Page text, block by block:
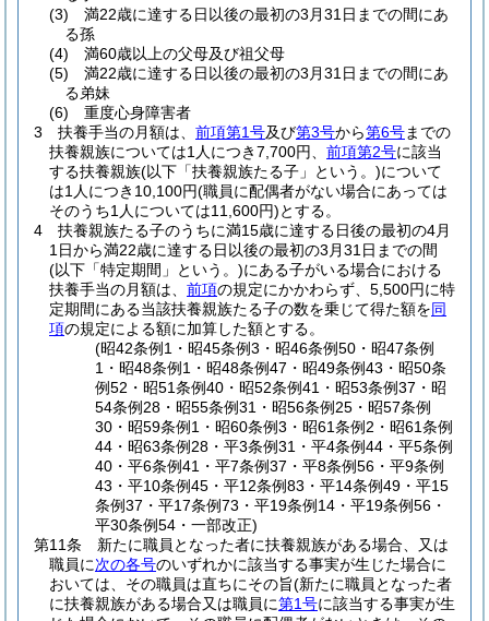
(3)
満22歳に達する日以後の最初の3月31日までの間にあ
る孫
(4)
満60歳以上の父母及び祖父母
(5)
満22歳に達する日以後の最初の3月31日までの間にあ
る弟妹
(6)
重度心身障害者
3
扶養手当の月額は、 前項第1号及び第3号から第6号までの
扶養親族については1人につき7,700円、 前項第2号に該当
する扶養親族(以下「扶養親族たる子」という。)について
は1人につき10,100円(職員に配偶者がない場合にあっては
そのうち1人については11,600円)とする。
4
扶養親族たる子のうちに満15歳に達する日後の最初の4月
1日から満22歳に達する日以後の最初の3月31日までの間
(以下「特定期間」という。)にある子がいる場合における
扶養手当の月額は、 前項の規定にかかわらず、5,500円に特
定期間にある当該扶養親族たる子の数を乗じて得た額を同
項の規定による額に加算した額とする。
(昭42条例1・昭45条例3・昭46条例50・昭47条例
1・昭48条例1・昭48条例47・昭49条例43・昭50条
例52・昭51条例40・昭52条例41・昭53条例37・昭
54条例28・昭55条例31・昭56条例25・昭57条例
30・昭59条例1・昭60条例3・昭61条例2・昭61条例
44・昭63条例28・平3条例31・平4条例44・平5条例
40・平6条例41・平7条例37・平8条例56・平9条例
43・平10条例45・平12条例83・平14条例49・平15
条例37・平17条例73・平19条例14・平19条例56・
平30条例54・一部改正)
第11条
新たに職員となった者に扶養親族がある場合、又は
職員に次の各号のいずれかに該当する事実が生じた場合に
おいては、その職員は直ちにその旨(新たに職員となった者
に扶養親族がある場合又は職員に第1号に該当する事実が生